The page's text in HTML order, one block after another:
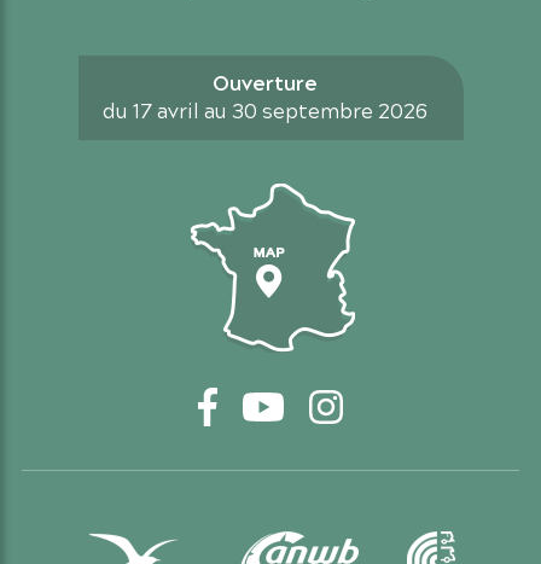
Ouverture
du 17 avril au 30 septembre 2026
Carte d'accès